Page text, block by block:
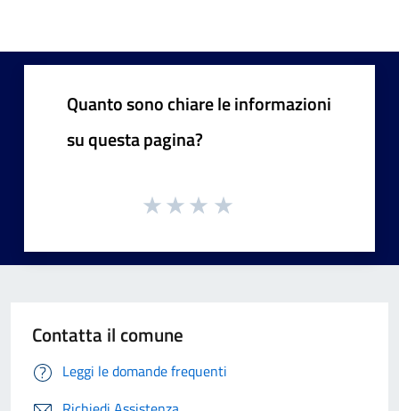
Quanto sono chiare le informazioni
su questa pagina?
Contatta il comune
Leggi le domande frequenti